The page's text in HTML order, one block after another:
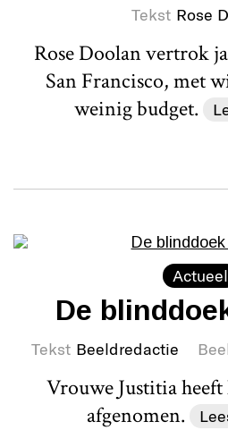
Tekst Rose
Rose Doolan vertrok
San Francisco, met
weinig budget.
Actueel
De
Tekst Beeldredactie
Vrouwe Justitia
afgenomen.